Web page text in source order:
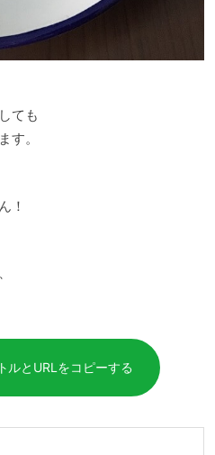
ても
す。
！
ルとURLをコピーする